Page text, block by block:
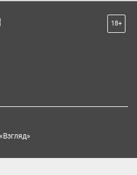
18+